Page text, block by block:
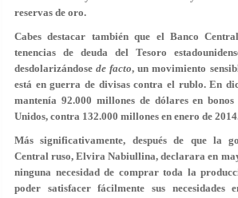
reservas de oro.
Cabes destacar también que el Banco
tenencias de deuda del Tesoro
desdolarizándosede facto, un movimiento
está en guerra de divisas contra el rublo. En
mantenía 92.000 millones de dólares en
Unidos, contra 132.000 millones en enero de
Más significativamente, después de que la
Central ruso, Elvira Nabiullina, declarara en
ninguna necesidad de comprar toda la
poder satisfacer fácilmente sus necesidades